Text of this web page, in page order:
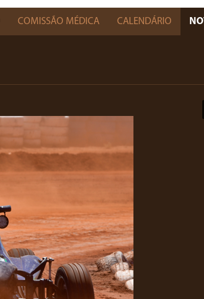
COMISSÃO MÉDICA CALENDÁRIO